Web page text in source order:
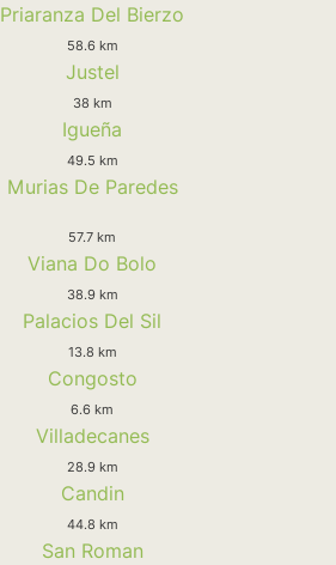
Priaranza Del Bierzo
58.6 km
Justel
38 km
Igueña
49.5 km
Murias De Paredes
57.7 km
Viana Do Bolo
38.9 km
Palacios Del Sil
13.8 km
Congosto
6.6 km
Villadecanes
28.9 km
Candin
44.8 km
San Roman